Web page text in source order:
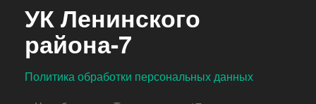
УК Ленинского
района-7
Политика обработки персональных данных